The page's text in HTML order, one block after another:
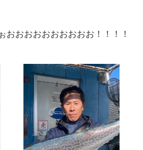
おおおおおおおおおお！！！！